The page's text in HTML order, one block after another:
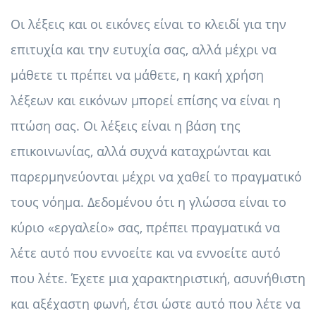
Οι λέξεις και οι εικόνες είναι το κλειδί για την
επιτυχία και την ευτυχία σας, αλλά μέχρι να
μάθετε τι πρέπει να μάθετε, η κακή χρήση
λέξεων και εικόνων μπορεί επίσης να είναι η
πτώση σας. Οι λέξεις είναι η βάση της
επικοινωνίας, αλλά συχνά καταχρώνται και
παρερμηνεύονται μέχρι να χαθεί το πραγματικό
τους νόημα. Δεδομένου ότι η γλώσσα είναι το
κύριο «εργαλείο» σας, πρέπει πραγματικά να
λέτε αυτό που εννοείτε και να εννοείτε αυτό
που λέτε. Έχετε μια χαρακτηριστική, ασυνήθιστη
και αξέχαστη φωνή, έτσι ώστε αυτό που λέτε να